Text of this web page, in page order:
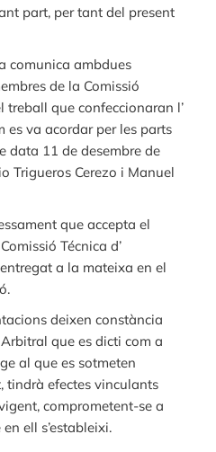
part, per tant del present
comunica ambdues
de la Comissió
treball que confeccionaran l’
es va acordar per les parts
data 11 de desembre de
Trigueros Cerezo i Manuel
que accepta el
Técnica d’
a la mateixa en el
deixen constància
que es dicti com a
al que es sotmeten
tindrà efectes vinculants
comprometent-se a
ell s’estableixi.